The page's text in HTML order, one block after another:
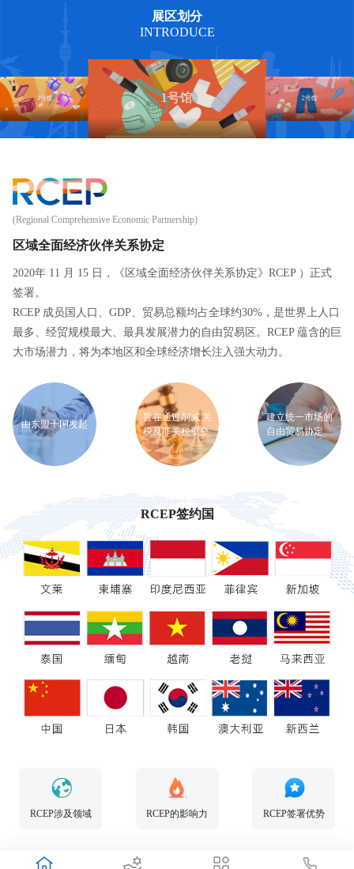
展区划分
INTRODUCE
3号馆 1号馆 2号馆
(Regional Comprehensive Economic Partnership)
区域全面经济伙伴关系协定
2020年 11 月 15 日，《区域全面经济伙伴关系协定》RCEP ）正式
签署。
RCEP 成员国人口、GDP、贸易总额均占全球约30%，是世界上人口
最多、经贸规模最大、最具发展潜力的自由贸易区。RCEP 蕴含的巨
大市场潜力，将为本地区和全球经济增长注入强大动力。
由东盟十国发起
旨在通过削减 关
税及非关税壁垒
建立统一市场的
自由贸易协定
RCEP签约国
RCEP涉及领域 RCEP的影响力 RCEP签署优势